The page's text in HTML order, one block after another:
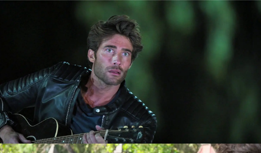
Damián llega al taller y se pone a tocar la guitarra
techo de su furgoneta y Doménica, que está en el
de su habitación, lo ve y se miran fijamente.
de Jesús le parece una joven atractiva, pero sus
con ella no van a ser honestas.
quiere que Damián y Doménica vuelvan a coincidir.
en el taller mecánico. La joven ha ido a recoger su
que se ha averiado.El joven no deja de vacilarla y la hija
se siente cohibiday decide llevarse su vehículo
aunque todavía no esté arreglado.